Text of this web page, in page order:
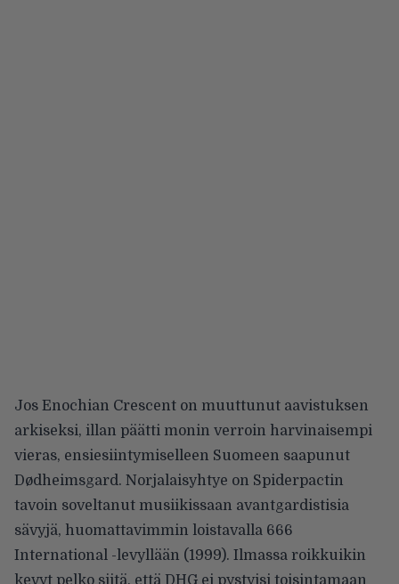
Jos Enochian Crescent on muuttunut aavistuksen
arkiseksi, illan päätti monin verroin harvinaisempi
vieras, ensiesiintymiselleen Suomeen saapunut
Dødheimsgard. Norjalaisyhtye on Spiderpactin
tavoin soveltanut musiikissaan avantgardistisia
sävyjä, huomattavimmin loistavalla 666
International -levyllään (1999). Ilmassa roikkuikin
kevyt pelko siitä, että DHG ei pystyisi toisintamaan